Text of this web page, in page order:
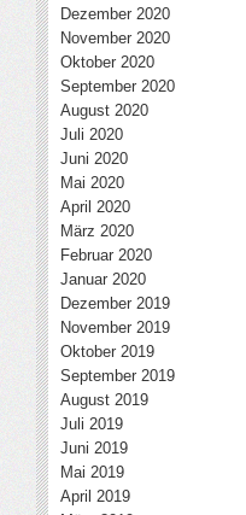
Dezember 2020
November 2020
Oktober 2020
September 2020
August 2020
Juli 2020
Juni 2020
Mai 2020
April 2020
März 2020
Februar 2020
Januar 2020
Dezember 2019
November 2019
Oktober 2019
September 2019
August 2019
Juli 2019
Juni 2019
Mai 2019
April 2019